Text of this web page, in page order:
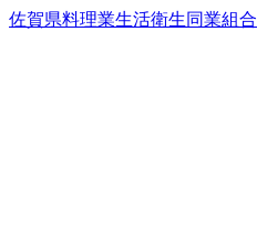
佐賀県料理業生活衛生同業組合